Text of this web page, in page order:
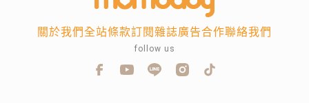
關於我們全站條款訂閱雜誌廣告合作聯絡我們
follow us